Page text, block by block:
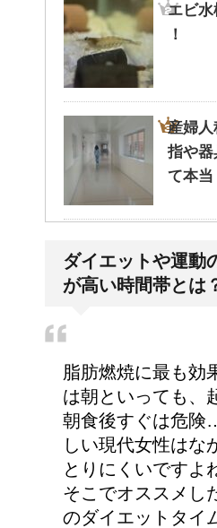
エビ
！
産婦人
指や器
て本当
走行
き？下
高齢
につい
詳し
ス式の
ダイエットや運動
が高い時間帯とは
脂肪燃焼に最も効
は朝といっても、
朝食後すぐは危険
しい現代女性はな
とりにくいですよ
そこでオススメし
のダイエットタイ